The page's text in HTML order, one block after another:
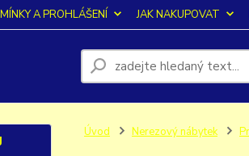
A PROHLÁŠENÍ JAK NAKUPOVAT
Úvod Nerezový nábytek